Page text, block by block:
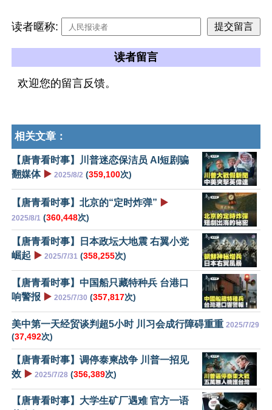
读者暱称:
读者留言
欢迎您的留言反馈。
相关文章：
【唐青看时事】川普迷恋保洁员 AI短剧骗
翻媒体 ▶️ 2025/8/2 (359,100次)
【唐青看时事】北京的“定时炸弹” ▶️
2025/8/1 (360,448次)
【唐青看时事】日本政坛大地震 右翼小党
崛起 ▶️ 2025/7/31 (358,255次)
【唐青看时事】中国船只藏特种兵 台港口
响警报 ▶️ 2025/7/30 (357,817次)
美中第一天经贸谈判超5小时 川习会成行障碍重重 2025/7/29
(37,492次)
【唐青看时事】调停泰柬战争 川普一招见
效 ▶️ 2025/7/28 (356,389次)
【唐青看时事】大学生矿厂遇难 官方一语